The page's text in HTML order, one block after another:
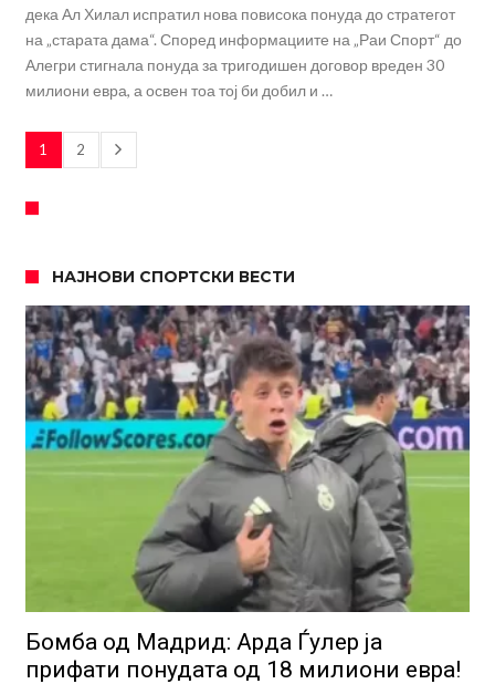
дека Ал Хилал испратил нова повисока понуда до стратегот
на „старата дама“. Според информациите на „Раи Спорт“ до
Алегри стигнала понуда за тригодишен договор вреден 30
милиони евра, а освен тоа тој би добил и …
1 2
НАЈНОВИ СПОРТСКИ ВЕСТИ
Бомба од Мадрид: Арда Ѓулер ја
прифати понудата од 18 милиони евра!